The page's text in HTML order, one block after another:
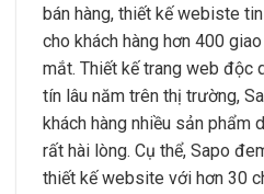
bán hàng, thiết kế webiste
cho khách hàng hơn 400
mắt. Thiết kế trang web độc
tín lâu năm trên thị trường,
khách hàng nhiều sản phẩm
rất hài lòng. Cụ thể, Sapo
thiết kế website với hơn 30